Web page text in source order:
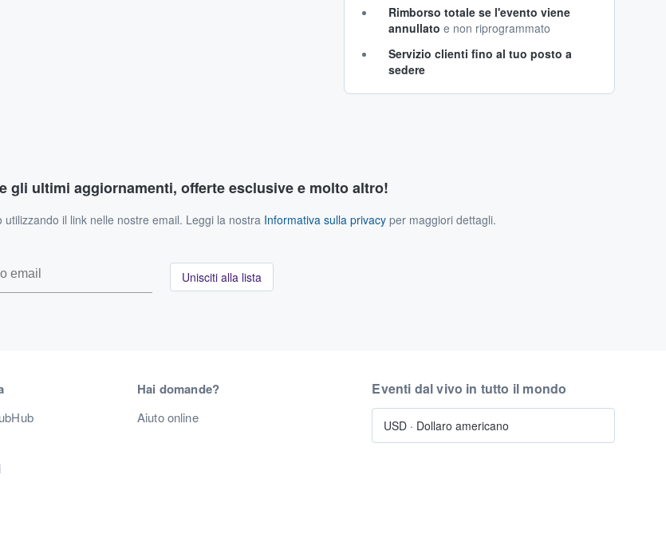
Rimborso totale se l'evento viene
annullato e non riprogrammato
Servizio clienti fino al tuo posto a
sedere
gli ultimi aggiornamenti, offerte esclusive e molto altro!
il link nelle nostre email. Leggi la nostra Informativa sulla privacyper maggiori dettagli.
Unisciti alla lista
Hai domande?
Aiuto online
Eventi dal vivo in tutto il mondo
USD · Dollaro americano